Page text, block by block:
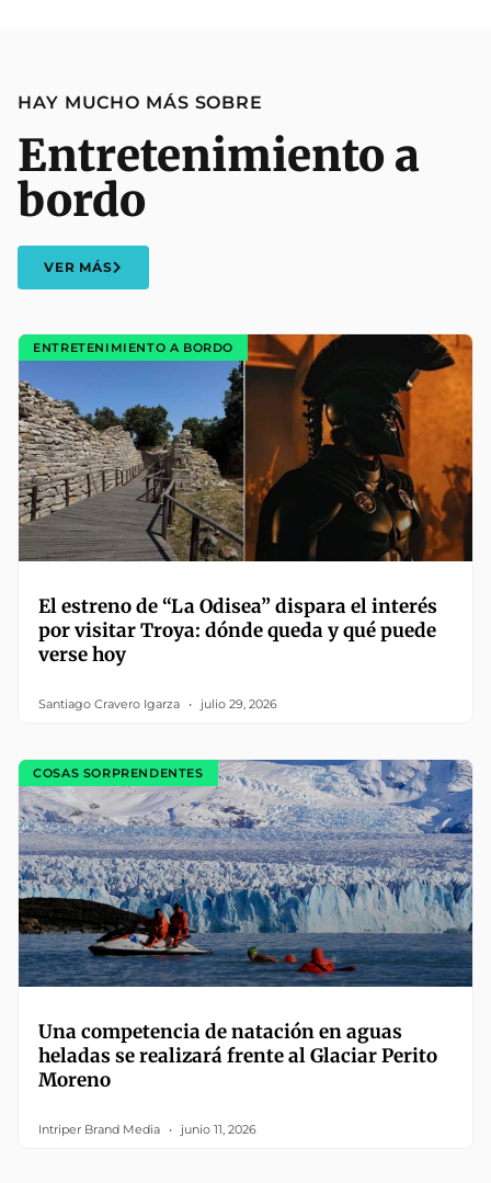
HAY MUCHO MÁS SOBRE
Entretenimiento a
bordo
VER MÁS
ENTRETENIMIENTO A BORDO
El estreno de “La Odisea” dispara el interés
por visitar Troya: dónde queda y qué puede
verse hoy
Santiago Cravero Igarza julio 29, 2026
COSAS SORPRENDENTES
Una competencia de natación en aguas
heladas se realizará frente al Glaciar Perito
Moreno
Intriper Brand Media junio 11, 2026